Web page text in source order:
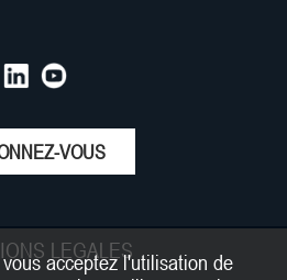
VOUS
LEGALES
acceptez l'utilisation de